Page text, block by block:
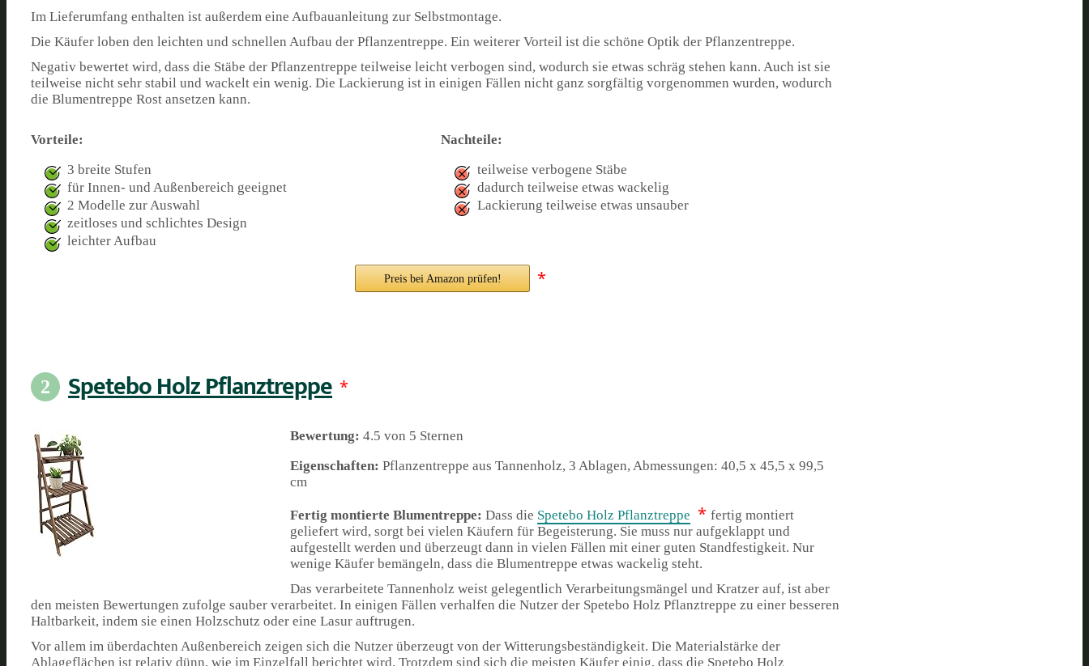
Im Lieferumfang enthalten ist außerdem eine Aufbauanleitung zur Selbstmontage.
Die Käufer loben den leichten und schnellen Aufbau der Pflanzentreppe. Ein weiterer Vorteil ist die schöne Optik der Pflanzentreppe.
Negativ bewertet wird, dass die Stäbe der Pflanzentreppe teilweise leicht verbogen sind, wodurch sie etwas schräg stehen kann. Auch ist sie
teilweise nicht sehr stabil und wackelt ein wenig. Die Lackierung ist in einigen Fällen nicht ganz sorgfältig vorgenommen wurden, wodurch
die Blumentreppe Rost ansetzen kann.
Vorteile:
3 breite Stufen
für Innen- und Außenbereich geeignet
2 Modelle zur Auswahl
zeitloses und schlichtes Design
leichter Aufbau
Nachteile:
teilweise verbogene Stäbe
dadurch teilweise etwas wackelig
Lackierung teilweise etwas unsauber
Preis bei Amazon prüfen! *
2 Spetebo Holz Pflanztreppe *
Bewertung: 4.5 von 5 Sternen
Eigenschaften: Pflanzentreppe aus Tannenholz, 3 Ablagen, Abmessungen: 40,5 x 45,5 x 99,5
cm
Fertig montierte Blumentreppe: Dass die Spetebo Holz Pflanztreppe * fertig montiert
geliefert wird, sorgt bei vielen Käufern für Begeisterung. Sie muss nur aufgeklappt und
aufgestellt werden und überzeugt dann in vielen Fällen mit einer guten Standfestigkeit. Nur
wenige Käufer bemängeln, dass die Blumentreppe etwas wackelig steht.
Das verarbeitete Tannenholz weist gelegentlich Verarbeitungsmängel und Kratzer auf, ist aber
den meisten Bewertungen zufolge sauber verarbeitet. In einigen Fällen verhalfen die Nutzer der Spetebo Holz Pflanztreppe zu einer besseren
Haltbarkeit, indem sie einen Holzschutz oder eine Lasur auftrugen.
Vor allem im überdachten Außenbereich zeigen sich die Nutzer überzeugt von der Witterungsbeständigkeit. Die Materialstärke der
Ablageflächen ist relativ dünn, wie im Einzelfall berichtet wird. Trotzdem sind sich die meisten Käufer einig, dass die Spetebo Holz